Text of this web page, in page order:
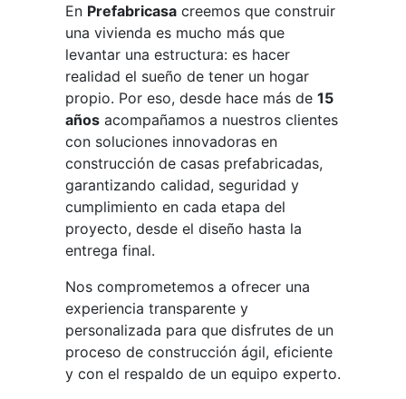
En Prefabricasacreemos que construir
una vivienda es mucho más que
levantar una estructura: es hacer
realidad el sueño de tener un hogar
propio. Por eso, desde hace más de 15
añosacompañamos a nuestros clientes
con soluciones innovadoras en
construcción de casas prefabricadas,
garantizando calidad, seguridad y
cumplimiento en cada etapa del
proyecto, desde el diseño hasta la
entrega final.
Nos comprometemos a ofrecer una
experiencia transparente y
personalizada para que disfrutes de un
proceso de construcción ágil, eficiente
y con el respaldo de un equipo experto.